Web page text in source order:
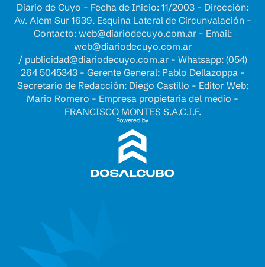
Diario de Cuyo - Fecha de Inicio: 11/2003 - Dirección:
Av. Alem Sur 1639. Esquina Lateral de Circunvalación -
Contacto: web@diariodecuyo.com.ar- Email:
web@diariodecuyo.com.ar
/ publicidad@diariodecuyo.com.ar- Whatsapp: (054)
264 5045343 - Gerente General: Pablo Dellazoppa -
Secretario de Redacción: Diego Castillo - Editor Web:
Mario Romero - Empresa propietaria del medio -
FRANCISCO MONTES S.A.C.I.F.